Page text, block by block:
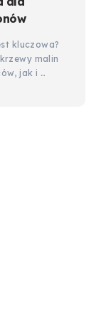
kluczowa?
malin
jak i …